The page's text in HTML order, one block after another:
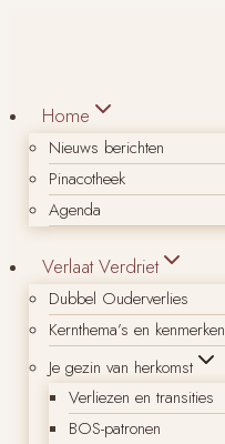
Home
Nieuws berichten
Pinacotheek
Agenda
Verlaat Verdriet
Dubbel Ouderverlies
Kernthema’s en kenmerken
Je gezin van herkomst
Verliezen en transities
BOS-patronen